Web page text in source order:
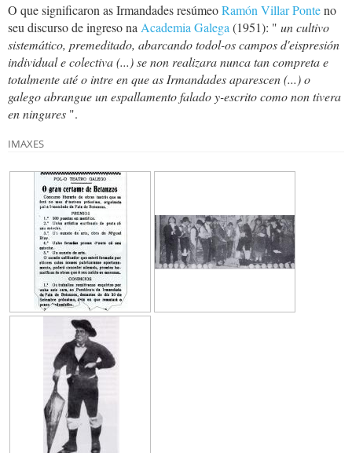
O que significaron as Irmandades resúmeoRamón Villar Ponteno
seu discurso de ingreso na Academia Galega (1951): " un cultivo
sistemático, premeditado, abarcando todol-os campos d'eispresión
individual e colectiva (...) se non realizara nunca tan compreta e
totalmente até o intre en que as Irmandades aparescen (...) o
galego abrangue un espallamento falado y-escrito como non tivera
en ningures ".
IMAXES